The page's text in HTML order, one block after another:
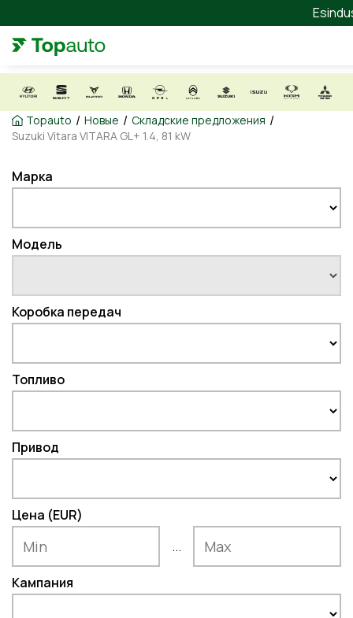
Topauto / Новые / Складские предложения /
Suzuki Vitara VITARA GL+ 1.4, 81 kW
Марка
Модель
Коробка передач
Топливо
Привод
Цена (EUR)
...
Кампания